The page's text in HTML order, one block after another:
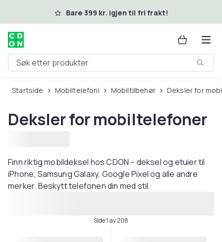
Hopp til hovedinnholdBare 399 kr. igjen til fri frakt!
Søk etter produkter
Startside Mobiltelefoni Mobiltilbehør Deksler for
Deksler for mobiltelefoner
Finn riktig mobildeksel hos CDON – deksel og etuier til
iPhone, Samsung Galaxy, Google Pixel og alle andre
merker. Beskytt telefonen din med stil.
Side 1 av 208